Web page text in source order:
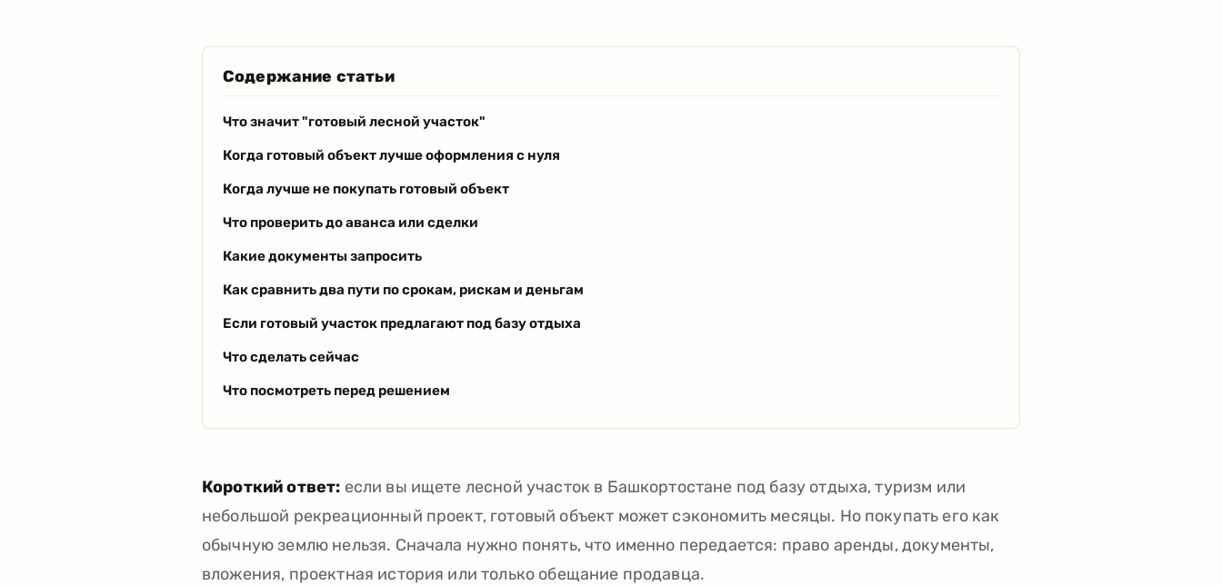
Содержание статьи
Что значит "готовый лесной участок"
Когда готовый объект лучше оформления с нуля
Когда лучше не покупать готовый объект
Что проверить до аванса или сделки
Какие документы запросить
Как сравнить два пути по срокам, рискам и деньгам
Если готовый участок предлагают под базу отдыха
Что сделать сейчас
Что посмотреть перед решением
Короткий ответ: если вы ищете лесной участок в Башкортостане под базу отдыха, туризм или
небольшой рекреационный проект, готовый объект может сэкономить месяцы. Но покупать его как
обычную землю нельзя. Сначала нужно понять, что именно передается: право аренды, документы,
вложения, проектная история или только обещание продавца.